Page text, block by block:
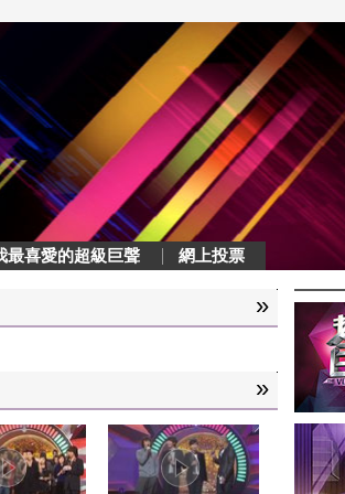
最喜愛的超級巨聲 網上投票
»
»